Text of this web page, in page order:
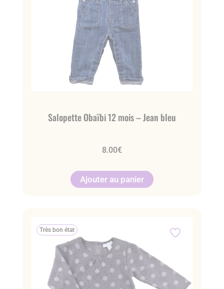
Salopette Obaïbi 12 mois – Jean bleu
8.00€
Ajouter au panier
Très bon état